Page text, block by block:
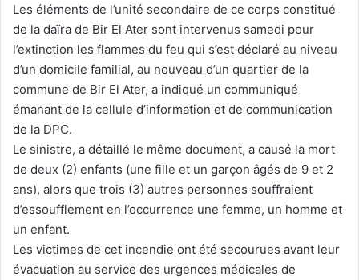
Les éléments de l’unité secondaire de ce corps constitué
de la daïra de Bir El Ater sont intervenus samedi pour
l’extinction les flammes du feu qui s’est déclaré au niveau
d’un domicile familial, au nouveau d’un quartier de la
commune de Bir El Ater, a indiqué un communiqué
émanant de la cellule d’information et de communication
de la DPC.
Le sinistre, a détaillé le même document, a causé la mort
de deux (2) enfants (une fille et un garçon âgés de 9 et 2
ans), alors que trois (3) autres personnes souffraient
d’essoufflement en l’occurrence une femme, un homme et
un enfant.
Les victimes de cet incendie ont été secourues avant leur
évacuation au service des urgences médicales de